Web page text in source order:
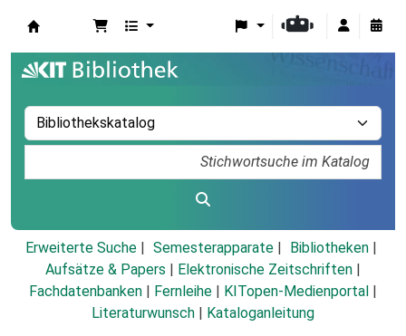
Erweiterte Suche Semesterapparate
Bibliotheken
Aufsätze & Papers
Elektronische Zeitschriften
Fachdatenbanken
Fernleihe KITopen-Medienportal
Literaturwunsch
Kataloganleitung